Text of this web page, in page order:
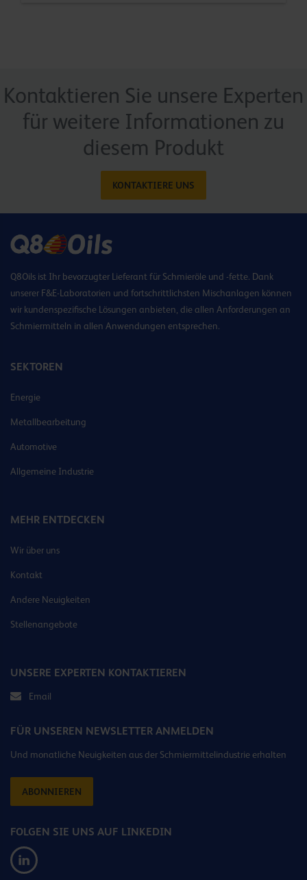
Kontaktieren Sie unsere Experten
für weitere Informationen zu
diesem Produkt
KONTAKTIERE UNS
Q8Oils ist Ihr bevorzugter Lieferant für Schmieröle und -fette. Dank
unserer F&E-Laboratorien und fortschrittlichsten Mischanlagen können
wir kundenspezifische Lösungen anbieten, die allen Anforderungen an
Schmiermitteln in allen Anwendungen entsprechen.
SEKTOREN
Energie
Metallbearbeitung
Automotive
Allgemeine Industrie
MEHR ENTDECKEN
Wir über uns
Kontakt
Andere Neuigkeiten
Stellenangebote
UNSERE EXPERTEN KONTAKTIEREN
Email
FÜR UNSEREN NEWSLETTER ANMELDEN
Und monatliche Neuigkeiten aus der Schmiermittelindustrie erhalten
ABONNIEREN
FOLGEN SIE UNS AUF LINKEDIN